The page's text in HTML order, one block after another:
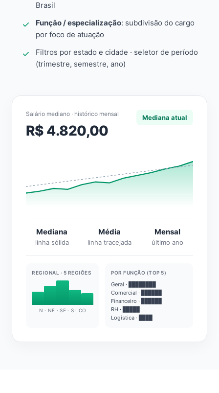
Brasil
Função / especialização: subdivisão do cargo
por foco de atuação
Filtros por estado e cidade · seletor de período
(trimestre, semestre, ano)
Salário mediano · histórico mensal
R$ 4.820,00
Mediana atual
Mediana
linha sólida
Média
linha tracejada
Mensal
último ano
REGIONAL · 5 REGIÕES
N · NE · SE · S · CO
POR FUNÇÃO (TOP 5)
Geral · ████████
Comercial · ██████
Financeiro · ██████
RH · █████
Logística · ████